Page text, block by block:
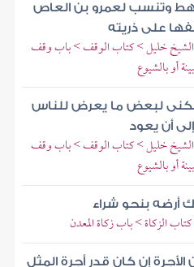
وتنسب لعمرو بن العاص
على ذريته
خليل > كتاب الوقف > باب وقف
أو بالشيوع
لبعض ما يعرض للناس
أن يعود
خليل > كتاب الوقف > باب وقف
أو بالشيوع
بنحو شراء
الزكاة > باب زكاة المعدن
إن كان قدر أجرة المثل